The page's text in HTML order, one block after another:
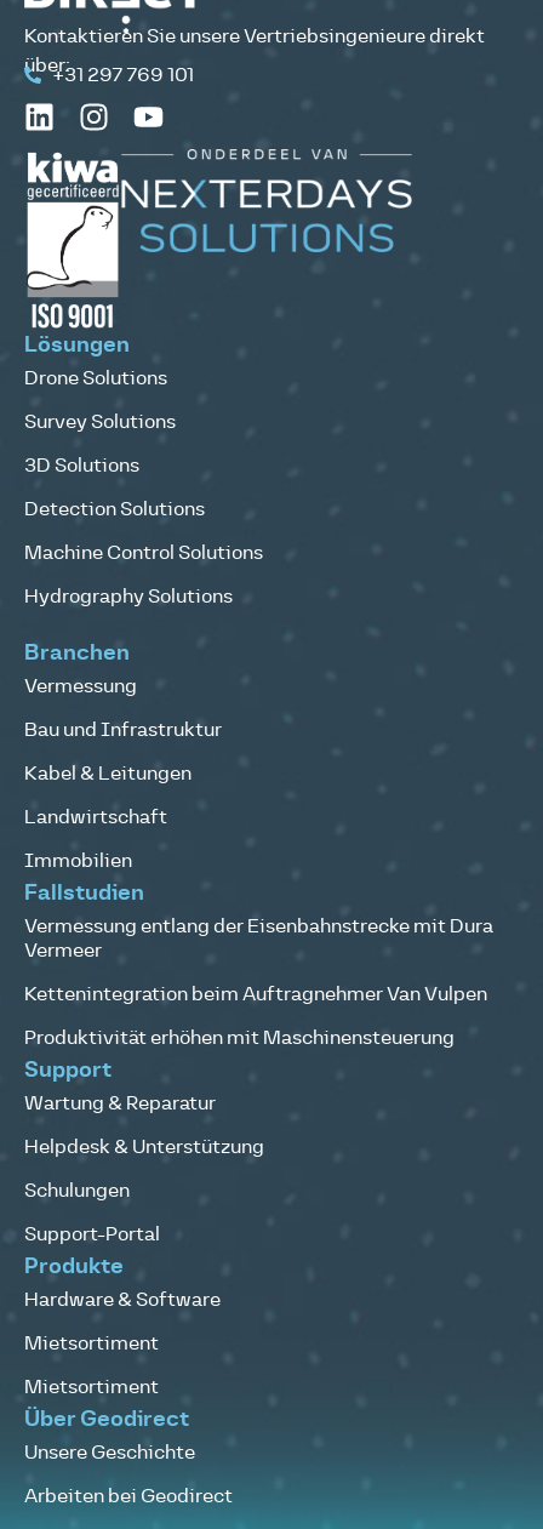
Kontaktieren Sie unsere Vertriebsingenieure direkt
über:
+31 297 769 101
Lösungen
Drone Solutions
Survey Solutions
3D Solutions
Detection Solutions
Machine Control Solutions
Hydrography Solutions
Branchen
Vermessung
Bau und Infrastruktur
Kabel & Leitungen
Landwirtschaft
Immobilien
Fallstudien
Vermessung entlang der Eisenbahnstrecke mit Dura
Vermeer
Kettenintegration beim Auftragnehmer Van Vulpen
Produktivität erhöhen mit Maschinensteuerung
Support
Wartung & Reparatur
Helpdesk & Unterstützung
Schulungen
Support-Portal
Produkte
Hardware & Software
Mietsortiment
Mietsortiment
Über Geodirect
Unsere Geschichte
Arbeiten bei Geodirect